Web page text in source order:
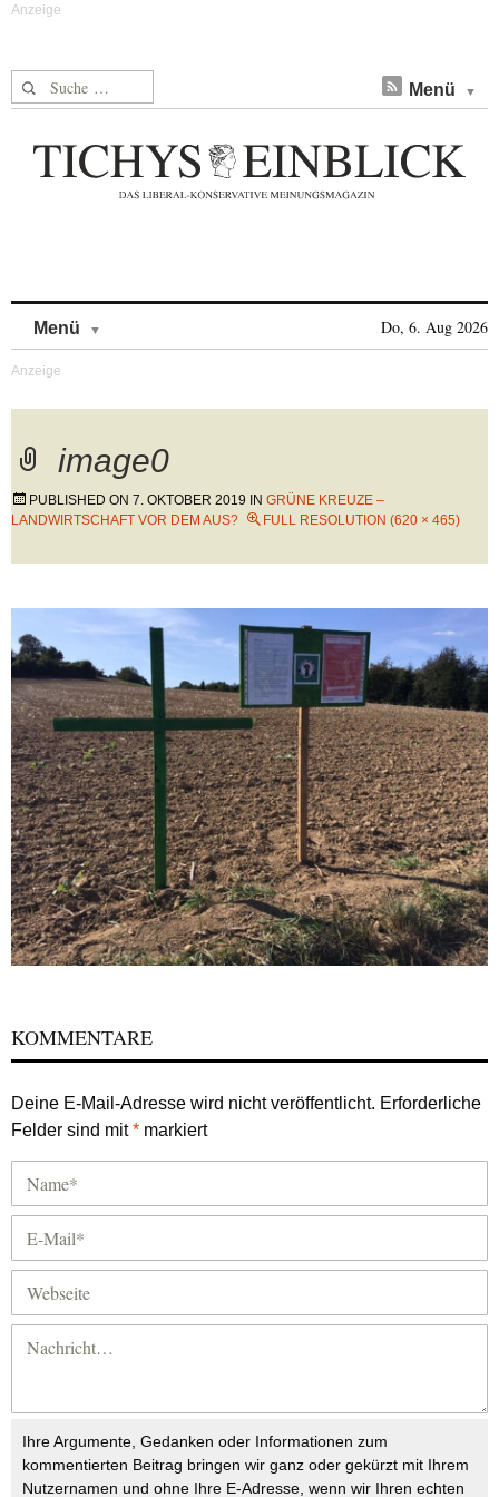
Suche nach: Menü
Menü Do, 6. Aug 2026
image0
PUBLISHED ON 7. OKTOBER 2019 IN GRÜNE KREUZE –
LANDWIRTSCHAFT VOR DEM AUS?
FULL RESOLUTION (620 × 465)
KOMMENTARE
Deine E-Mail-Adresse wird nicht veröffentlicht. Erforderliche
Felder sind mit* markiert
Ihre Argumente, Gedanken oder Informationen zum
kommentierten Beitrag bringen wir ganz oder gekürzt mit Ihrem
Nutzernamen und ohne Ihre E-Adresse, wenn wir Ihren echten